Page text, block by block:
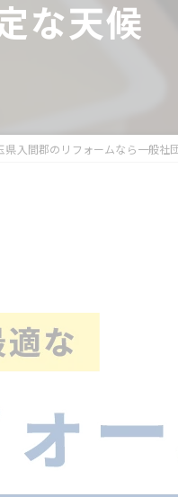
な天候
県入間郡のリフォームなら一般社